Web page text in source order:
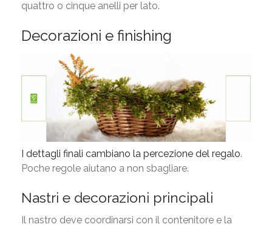
quattro o cinque anelli per lato.
Decorazioni e finishing
I dettagli finali cambiano la percezione del regalo.
Poche regole aiutano a non sbagliare.
Nastri e decorazioni principali
Il nastro deve coordinarsi con il contenitore e la